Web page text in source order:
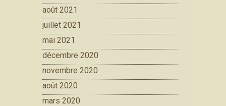
août 2021
juillet 2021
mai 2021
décembre 2020
novembre 2020
août 2020
mars 2020